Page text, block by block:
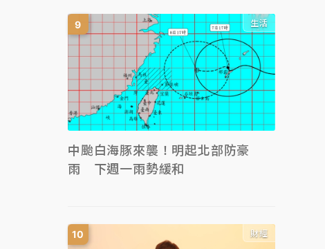
生活
中颱白海豚來襲！明起北部防豪
雨 下週一雨勢緩和
財經